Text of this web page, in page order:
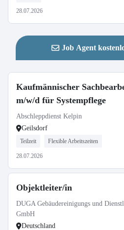
28.07.2026
Job Agent
Kaufmännischer
m/w/d für Systempflege
Abschleppdienst Kelpin
Geilsdorf
Teilzeit Flexible Arbeitszeiten
28.07.2026
Objektleiter/in
DUGA Gebäudereinigungs und
GmbH
Deutschland